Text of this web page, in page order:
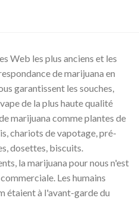
Web les plus anciens et les
de marijuana en
garantissent les souches,
de la plus haute qualité
marijuana comme plantes de
chariots de vapotage, pré-
dosettes, biscuits.
la marijuana pour nous n'est
Les humains
étaient à l'avant-garde du